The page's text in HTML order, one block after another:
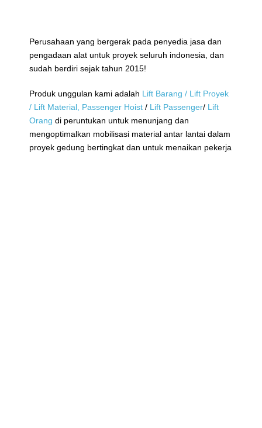
Perusahaan yang bergerak pada penyedia jasa dan
pengadaan alat untuk proyek seluruh indonesia, dan
sudah berdiri sejak tahun 2015!
Produk unggulan kami adalah Lift Barang / Lift Proyek
/ Lift Material, Passenger Hoist / Lift Passenger/ Lift
Orang di peruntukan untuk menunjang dan
mengoptimalkan mobilisasi material antar lantai dalam
proyek gedung bertingkat dan untuk menaikan pekerja